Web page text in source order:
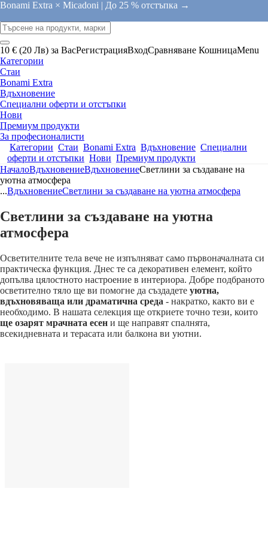
Bonami Extra × Micadoni | До 25 % отстъпка →
10 € (20 Лв) за ВасРегистрацияВходСравняване КошницаMenu
Категории
Стаи
Bonami Extra
Вдъхновение
Специални оферти и отстъпки
Нови
Премиум продукти
За професионалисти
Категории Стаи Bonami Extra Вдъхновение Специални
оферти и отстъпки Нови Премиум продукти
НачалоВдъхновениеВдъхновениеСветлини за създаване на
уютна атмосфера
...ВдъхновениеСветлини за създаване на уютна атмосфера
Светлини за създаване на уютна
атмосфера
Осветителните тела вече не изпълняват само първоначалната си
практическа функция. Днес те са декоративен елемент, който
допълва цялостното настроение в интериора. Добре подбраното
осветително тяло ще ви помогне да създадете уютна,
вдъхновяваща или драматична среда - накратко, както ви е
необходимо. В нашата селекция ще откриете точно тези, които
ще озарят мрачната есен и ще направят спалнята,
всекидневната и терасата или балкона ви уютни.